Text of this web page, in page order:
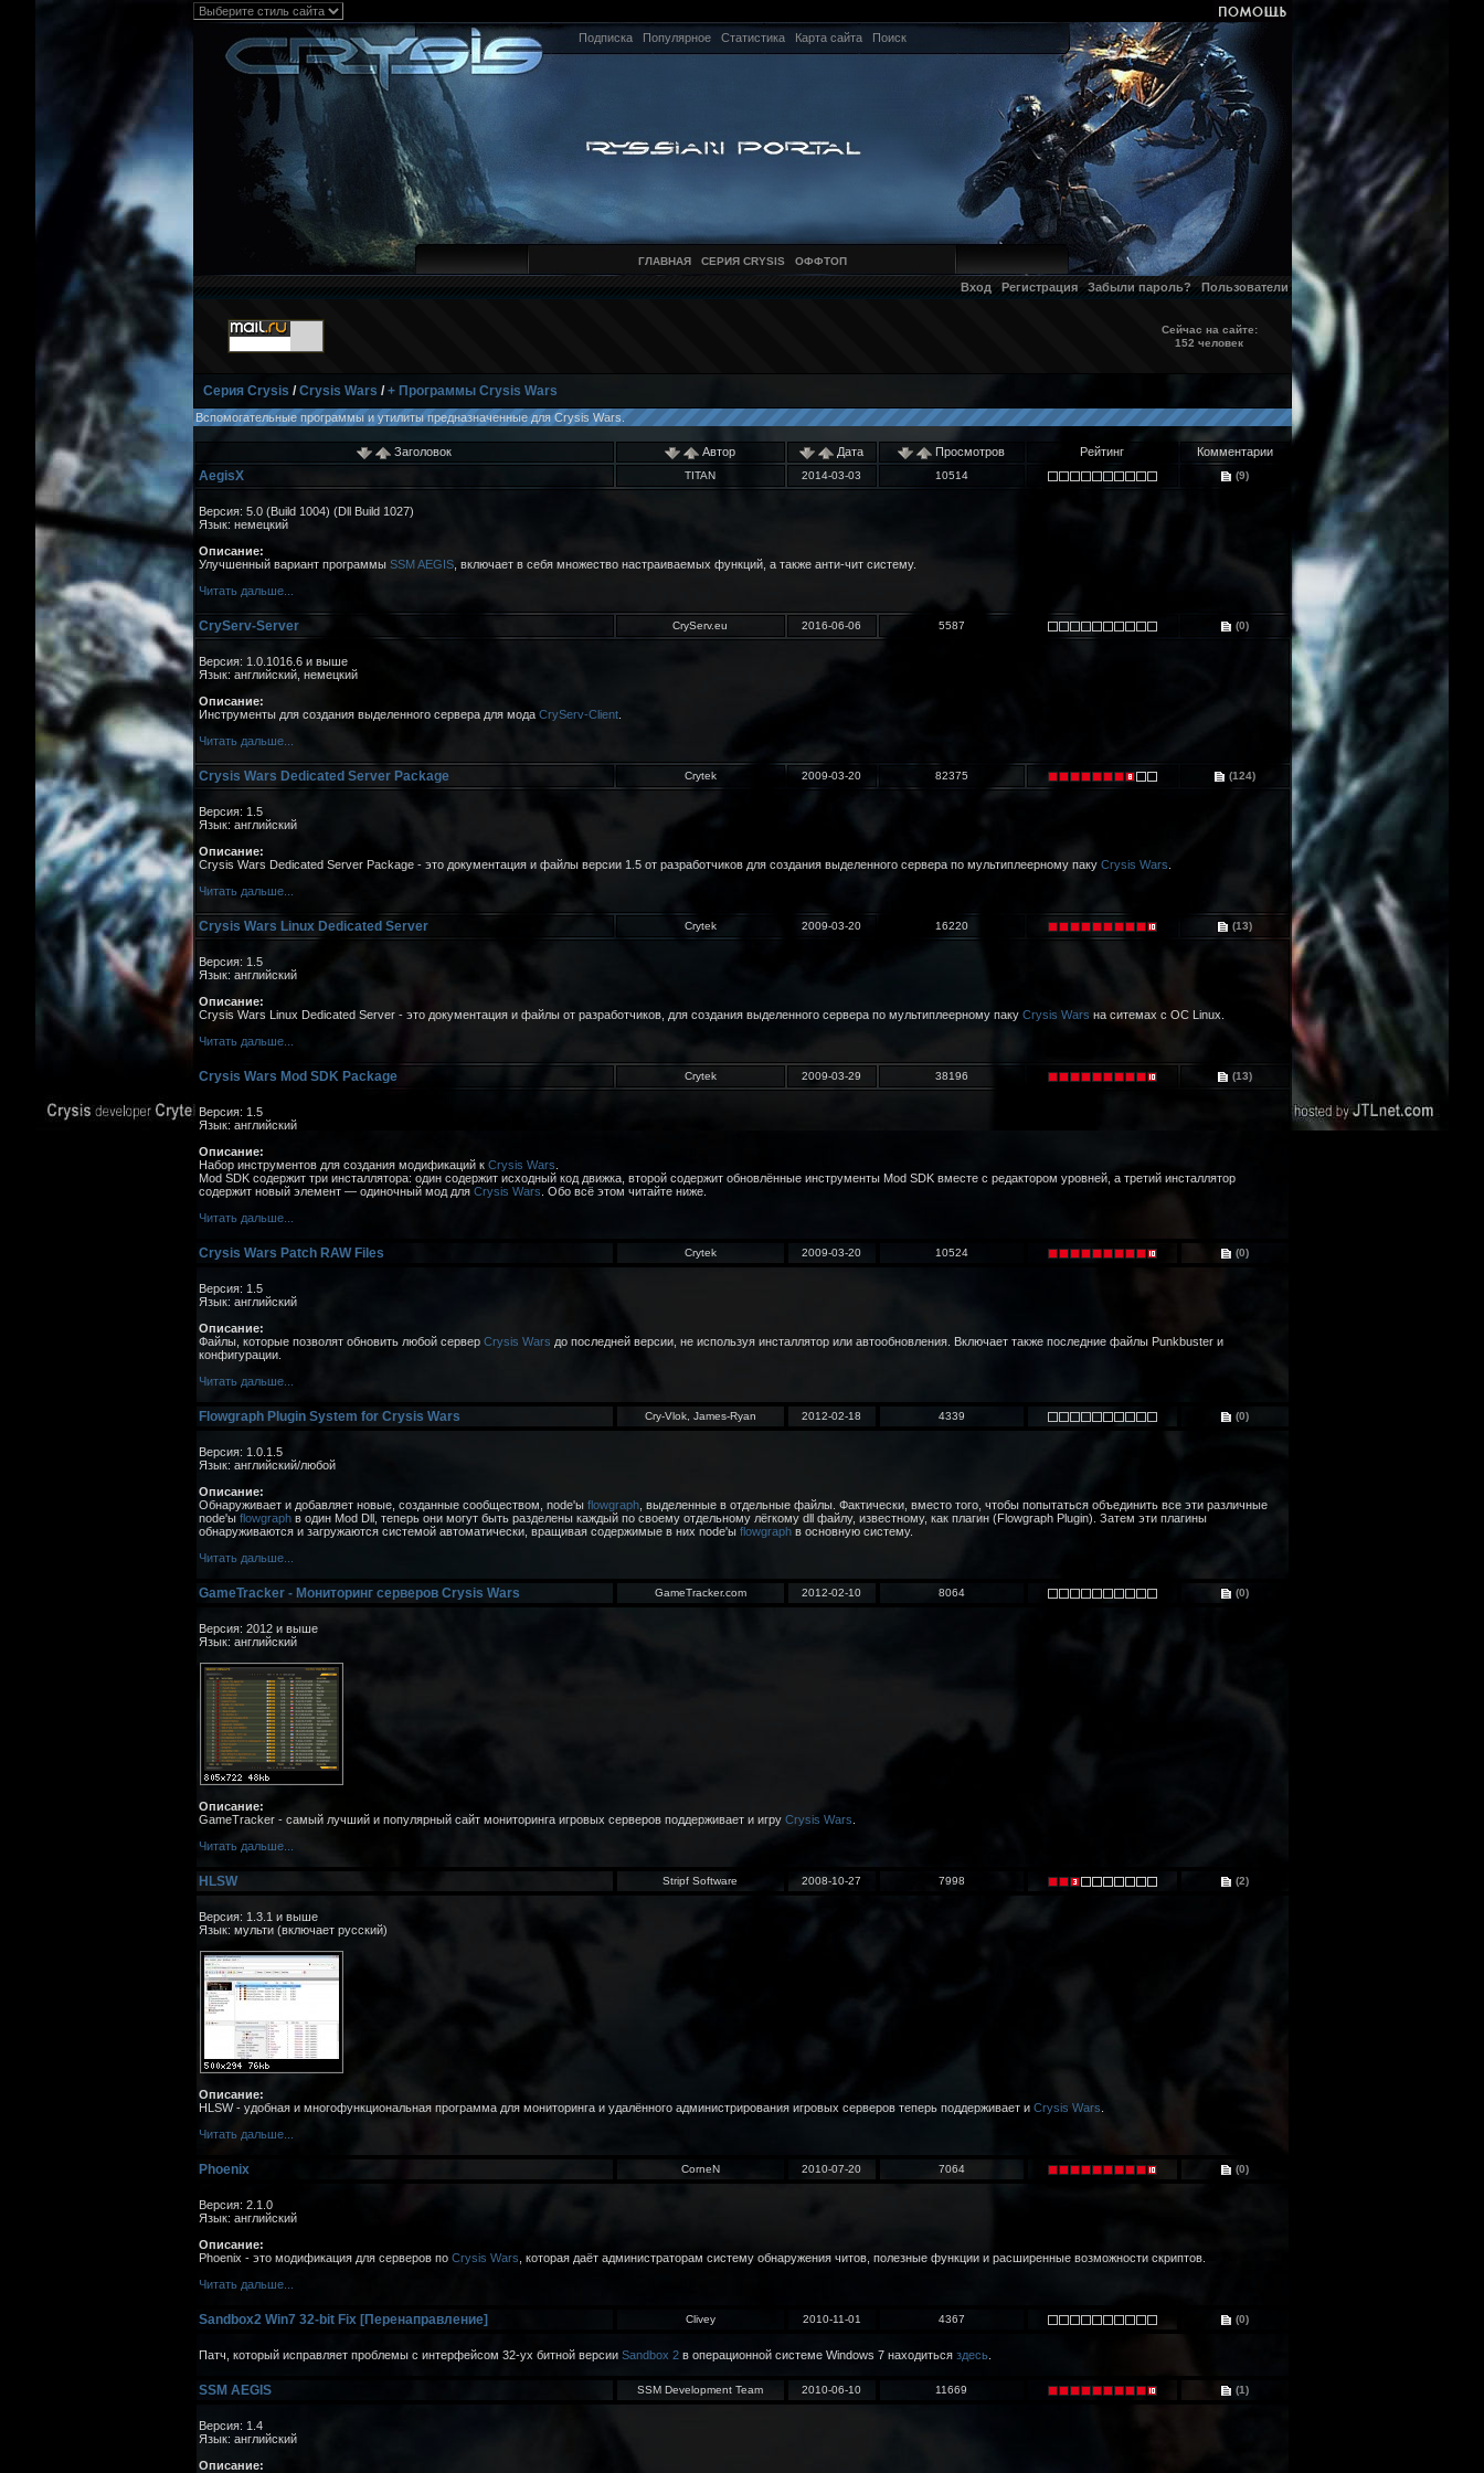
Подписка Популярное Статистика Карта сайта Поиск
ГЛАВНАЯ СЕРИЯ CRYSIS ОФФТОП
Вход Регистрация Забыли пароль? Пользователи
Сейчас на сайте:
152 человек
Серия Crysis /Crysis Wars /+ Программы Crysis Wars
Вспомогательные программы и утилиты предназначенные для Crysis Wars.
Заголовок Автор Дата Просмотров Рейтинг Комментарии
AegisX TITAN 2014-03-03 10514 (9)
Версия: 5.0 (Build 1004) (Dll Build 1027)
Язык: немецкий
Описание:
Улучшенный вариант программы SSM AEGIS, включает в себя множество настраиваемых функций, а также анти-чит систему.
Читать дальше...
CryServ-Server CryServ.eu 2016-06-06 5587 (0)
Версия: 1.0.1016.6 и выше
Язык: английский, немецкий
Описание:
Инструменты для создания выделенного сервера для мода CryServ-Client.
Читать дальше...
Crysis Wars Dedicated Server Package Crytek 2009-03-20 82375 (124)
Версия: 1.5
Язык: английский
Описание:
Crysis Wars Dedicated Server Package - это документация и файлы версии 1.5 от разработчиков для создания выделенного сервера по мультиплеерному паку Crysis Wars
Читать дальше...
Crysis Wars Linux Dedicated Server Crytek 2009-03-20 16220 (13)
Версия: 1.5
Язык: английский
Описание:
Crysis Wars Linux Dedicated Server - это документация и файлы от разработчиков, для создания выделенного сервера по мультиплеерному паку Crysis Wars на ситемах с ОС Linux.
Читать дальше...
Crysis Wars Mod SDK Package Crytek 2009-03-29 38196 (13)
Версия: 1.5
Язык: английский
Описание:
Набор инструментов для создания модификаций к Crysis Wars
Mod SDK содержит три инсталлятора: один содержит исходный код движка, второй содержит обновлённые инструменты Mod SDK вместе с редактором уровней, а третий инсталлятор
содержит новый элемент — одиночный мод для Crysis Wars . Обо всё этом читайте ниже.
Читать дальше...
Crysis Wars Patch RAW Files Crytek 2009-03-20 10524 (0)
Версия: 1.5
Язык: английский
Описание:
Файлы, которые позволят обновить любой сервер Crysis Wars до последней версии, не используя инсталлятор или автообновления. Включает также последние файлы Punkbuster и
конфигурации.
Читать дальше...
Flowgraph Plugin System for Crysis Wars Cry-Vlok, James-Ryan 2012-02-18 4339 (0)
Версия: 1.0.1.5
Язык: английский/любой
Описание:
Обнаруживает и добавляет новые, созданные сообществом, node'ы flowgraph, выделенные в отдельные файлы. Фактически, вместо того, чтобы попытаться объединить все эти различные
node'ы flowgraphв один Mod Dll, теперь они могут быть разделены каждый по своему отдельному лёгкому dll файлу, известному, как плагин (Flowgraph Plugin). Затем эти плагины
обнаруживаются и загружаются системой автоматически, вращивая содержимые в них node'ы flowgraphв основную систему.
Читать дальше...
GameTracker - Мониторинг серверов Crysis Wars GameTracker.com 2012-02-10 8064 (0)
Версия: 2012 и выше
Язык: английский
Описание:
GameTracker - самый лучший и популярный сайт мониторинга игровых серверов поддерживает и игру Crysis Wars
Читать дальше...
HLSW Stripf Software 2008-10-27 7998 (2)
Версия: 1.3.1 и выше
Язык: мульти (включает русский)
Описание:
HLSW - удобная и многофункциональная программа для мониторинга и удалённого администрирования игровых серверов теперь поддерживает и Crysis Wars
Читать дальше...
Phoenix CorneN 2010-07-20 7064 (0)
Версия: 2.1.0
Язык: английский
Описание:
Phoenix - это модификация для серверов по Crysis Wars , которая даёт администраторам систему обнаружения читов, полезные функции и расширенные возможности скриптов.
Читать дальше...
Sandbox2 Win7 32-bit Fix [Перенаправление] Clivey 2010-11-01 4367 (0)
Патч, который исправляет проблемы с интерфейсом 32-ух битной версии Sandbox 2в операционной системе Windows 7 находиться здесь.
SSM AEGIS SSM Development Team 2010-06-10 11669 (1)
Версия: 1.4
Язык: английский
Описание: